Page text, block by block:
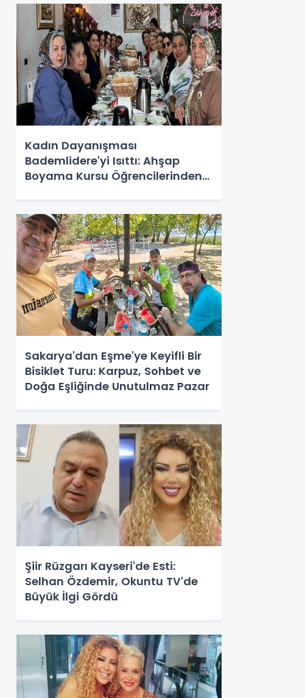
Kadın Dayanışması
Bademlidere'yi Isıttı: Ahşap
Boyama Kursu Öğrencilerinden
Sakarya'dan Eşme'ye Keyifli Bir
Bisiklet Turu: Karpuz, Sohbet ve
Doğa Eşliğinde Unutulmaz Pazar
Şiir Rüzgarı Kayseri'de Esti:
Selhan Özdemir, Okuntu TV'de
Büyük İlgi Gördü